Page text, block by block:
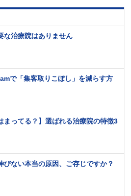
な治療院はありません
で「集客取りこぼし」を減らす方
まってる？】選ばれる治療院の特徴3
びない本当の原因、ご存じですか？